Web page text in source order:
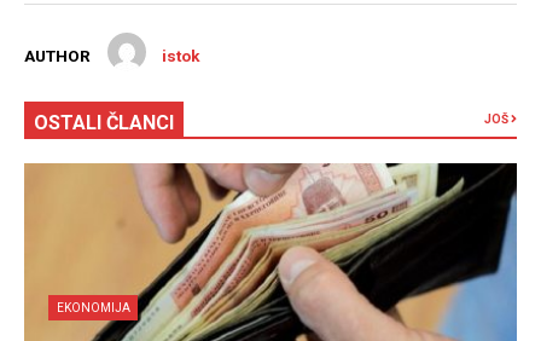
AUTHOR istok
OSTALI ČLANCI JOŠ
EKONOMIJA